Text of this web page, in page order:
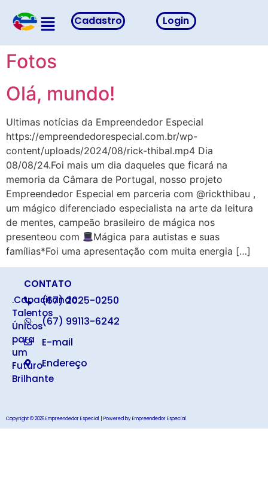
Cadastro Login
Fotos
Olá, mundo!
Ultimas notícias da Empreendedor Especial
https://empreendedorespecial.com.br/wp-
content/uploads/2024/08/rick-thibal.mp4 Dia
08/08/24.Foi mais um dia daqueles que ficará na
memoria da Câmara de Portugal, nosso projeto
Empreendedor Especial em parceria com @rickthibau ,
um mágico diferenciado especialista na arte da leitura
de mentes, campeão brasileiro de mágica nos
presenteou com
Mágica para autistas e suas
famílias*Foi uma apresentação com muita energia […]
.Capacitando
Talentos
Únicos
para
um
Futuro
Brilhante
CONTATO
(67) 2025-0250
(67) 99113-6242
E-mail
Endereço
Copyright © 2026 Empreendedor Especial | Powered by Empreendedor Especial